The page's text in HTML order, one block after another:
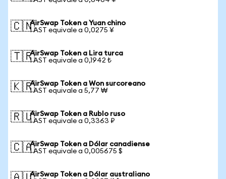
🇨🇳AirSwap Token a Yuan chino
1 AST equivale a 0,0275 ¥
🇹🇷AirSwap Token a Lira turca
1 AST equivale a 0,1942 ₺
🇰🇷AirSwap Token a Won surcoreano
1 AST equivale a 5,77 ₩
🇷🇺AirSwap Token a Rublo ruso
1 AST equivale a 0,3363 ₽
🇨🇦AirSwap Token a Dólar canadiense
1 AST equivale a 0,005675 $
AirSwap Token a Dólar australiano